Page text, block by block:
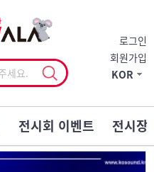
로그인
회원가입
KOR
전시회 이벤트 전시장